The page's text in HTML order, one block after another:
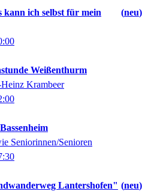
kann ich selbst für mein
neu
Weißenthurm
Krambeer
Seniorinnen/Senioren
Lantershofen"
neu